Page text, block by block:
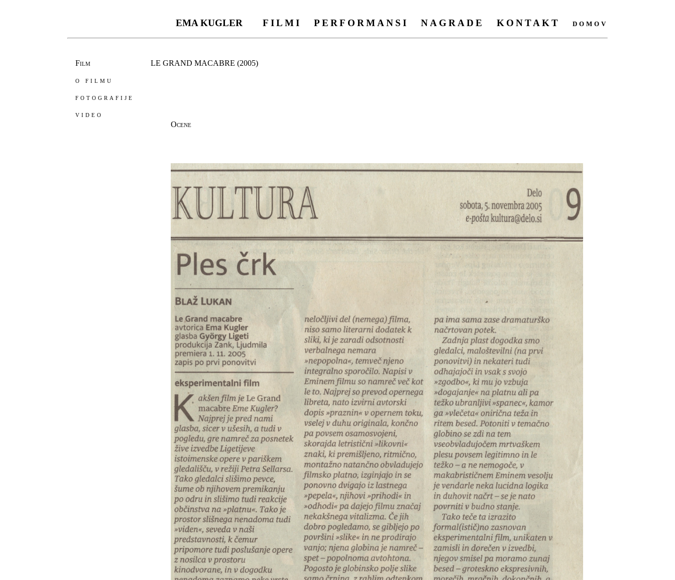
EMA KUGLER FILMI PERFORMANSI NAGRADE KONTAKT domov
Film
o filmu
fotografije
video
LE GRAND MACABRE (2005)
Ocene